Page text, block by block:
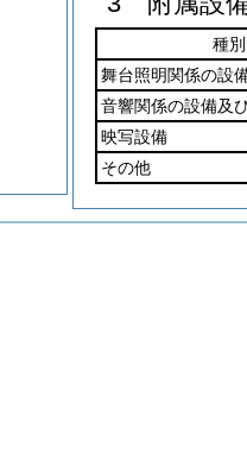
種別
舞台照明関係の設
音響関係の設備及
映写設備
その他